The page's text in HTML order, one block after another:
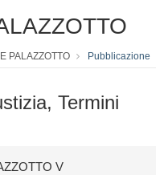
PALAZZOTTO Pubblicazione
Termini
V